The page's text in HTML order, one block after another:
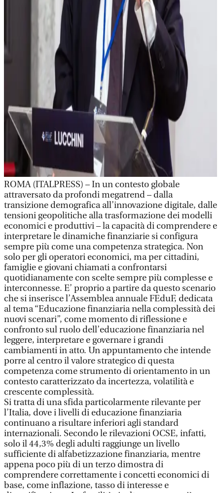
ROMA (ITALPRESS) – In un contesto globale
attraversato da profondi megatrend – dalla
transizione demografica all’innovazione digitale, dalle
tensioni geopolitiche alla trasformazione dei modelli
economici e produttivi – la capacità di comprendere e
interpretare le dinamiche finanziarie si configura
sempre più come una competenza strategica. Non
solo per gli operatori economici, ma per cittadini,
famiglie e giovani chiamati a confrontarsi
quotidianamente con scelte sempre più complesse e
interconnesse. E’ proprio a partire da questo scenario
che si inserisce l’Assemblea annuale FEduF, dedicata
al tema “Educazione finanziaria nella complessità dei
nuovi scenari”, come momento di riflessione e
confronto sul ruolo dell’educazione finanziaria nel
leggere, interpretare e governare i grandi
cambiamenti in atto. Un appuntamento che intende
porre al centro il valore strategico di questa
competenza come strumento di orientamento in un
contesto caratterizzato da incertezza, volatilità e
crescente complessità.
Si tratta di una sfida particolarmente rilevante per
l’Italia, dove i livelli di educazione finanziaria
continuano a risultare inferiori agli standard
internazionali. Secondo le rilevazioni OCSE, infatti,
solo il 44,3% degli adulti raggiunge un livello
sufficiente di alfabetizzazione finanziaria, mentre
appena poco più di un terzo dimostra di
comprendere correttamente i concetti economici di
base, come inflazione, tasso di interesse e